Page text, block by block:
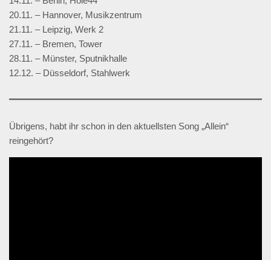
20.11. – Hannover, Musikzentrum
21.11. – Leipzig, Werk 2
27.11. – Bremen, Tower
28.11. – Münster, Sputnikhalle
12.12. – Düsseldorf, Stahlwerk
Übrigens, habt ihr schon in den aktuellsten Song „Allein“
reingehört?